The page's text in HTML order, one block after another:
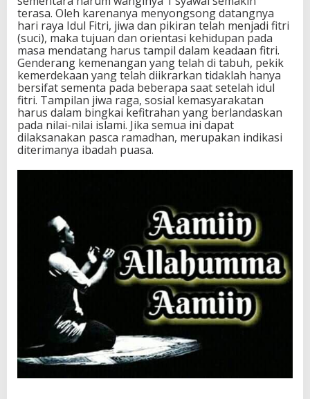
terasa. Oleh karenanya menyongsong datangnya
hari raya Idul Fitri, jiwa dan pikiran telah menjadi fitri
(suci), maka tujuan dan orientasi kehidupan pada
masa mendatang harus tampil dalam keadaan fitri.
Genderang kemenangan yang telah di tabuh, pekik
kemerdekaan yang telah diikrarkan tidaklah hanya
bersifat sementa pada beberapa saat setelah idul
fitri. Tampilan jiwa raga, sosial kemasyarakatan
harus dalam bingkai kefitrahan yang berlandaskan
pada nilai-nilai islami. Jika semua ini dapat
dilaksanakan pasca ramadhan, merupakan indikasi
diterimanya ibadah puasa.